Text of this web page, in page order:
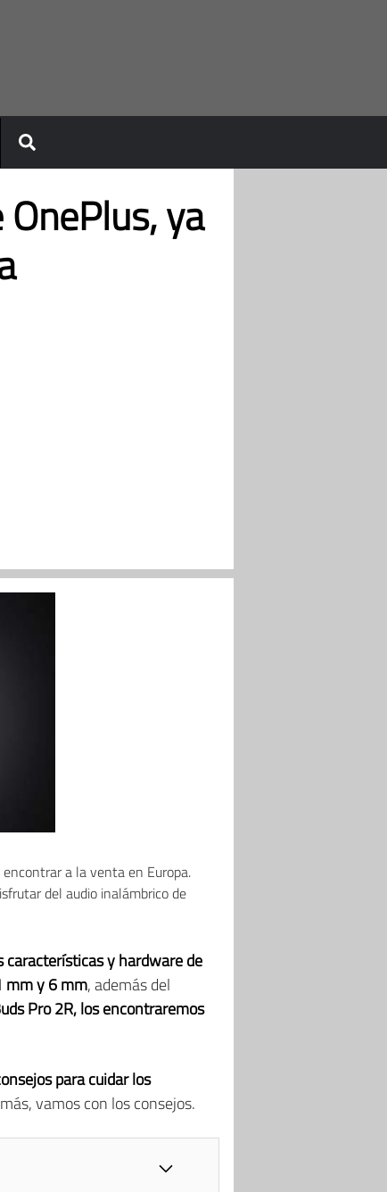
ya
a la venta en Europa.
del audio inalámbrico de
características y hardware de
mm y 6 mm, además del
Pro 2R, los encontraremos
para cuidar los
vamos con los consejos.